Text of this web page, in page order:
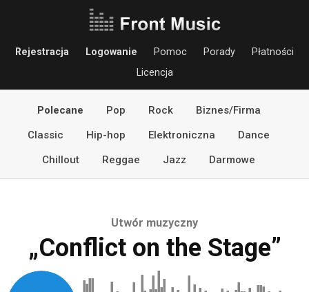
Rejestracja Logowanie Pomoc Porady
Płatności
Licencja
Polecane Pop Rock
Biznes/Firma
Classic
Hip-hop Elektroniczna
Dance
Chillout
Reggae Jazz Darmowe
Utwór muzyczny
„Conflict on the Stage”